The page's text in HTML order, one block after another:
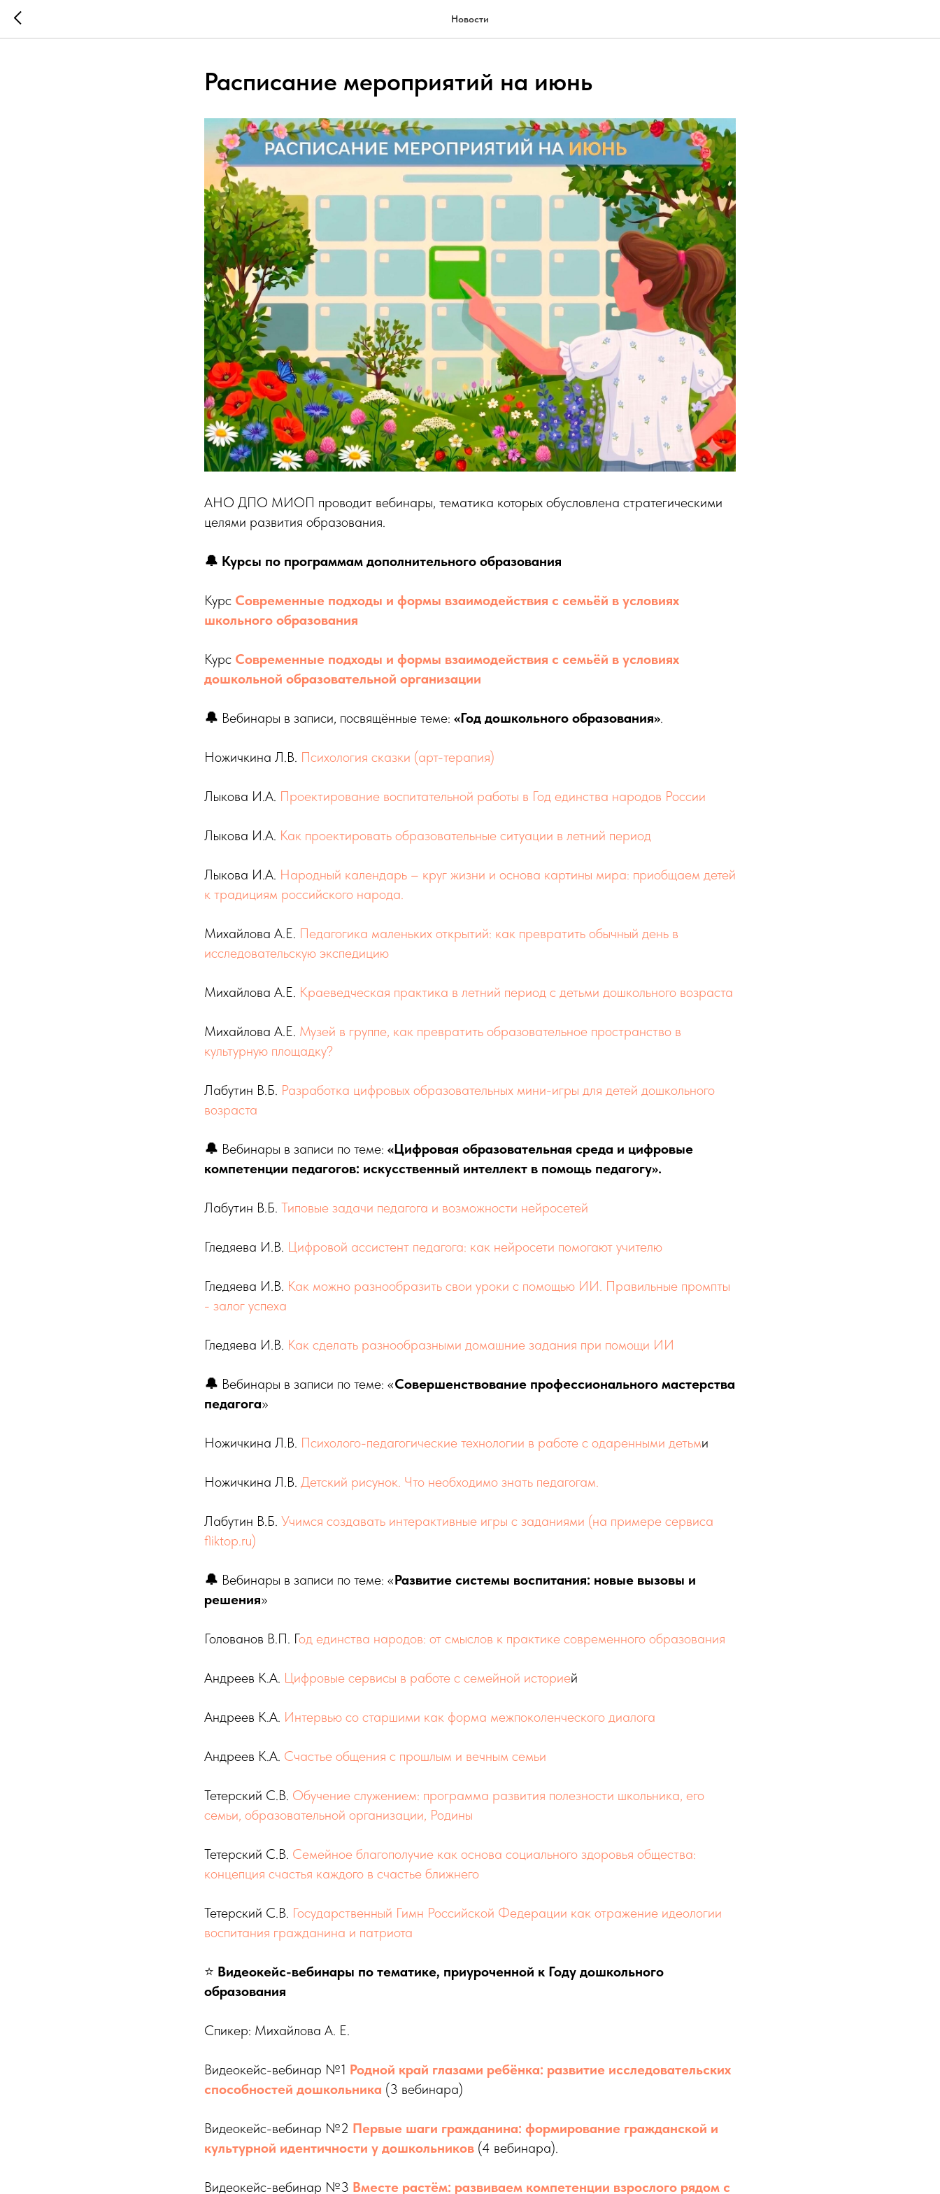
Новости
Расписание мероприятий на июнь
АНО ДПО МИОП проводит вебинары, тематика которых обусловлена стратегическими
целями развития образования.
🔔 Курсы по программам дополнительного образования
Курс Современные подходы и формы взаимодействия с семьёй в условиях
школьного образования
Курс Современные подходы и формы взаимодействия с семьёй в условиях
дошкольной образовательной организации
🔔 Вебинары в записи, посвящённые теме: «Год дошкольного образования».
Ножичкина Л.В. Психология сказки (арт-терапия)
Лыкова И.А. Проектирование воспитательной работы в Год единства народов России
Лыкова И.А. Как проектировать образовательные ситуации в летний период
Лыкова И.А. Народный календарь – круг жизни и основа картины мира: приобщаем детей
к традициям российского народа.
Михайлова А.Е. Педагогика маленьких открытий: как превратить обычный день в
исследовательскую экспедицию
Михайлова А.Е. Краеведческая практика в летний период с детьми дошкольного возраста
Михайлова А.Е. Музей в группе, как превратить образовательное пространство в
культурную площадку?
Лабутин В.Б. Разработка цифровых образовательных мини-игры для детей дошкольного
возраста
🔔 Вебинары в записи по теме: «Цифровая образовательная среда и цифровые
компетенции педагогов: искусственный интеллект в помощь педагогу».
Лабутин В.Б. Типовые задачи педагога и возможности нейросетей
Гледяева И.В. Цифровой ассистент педагога: как нейросети помогают учителю
Гледяева И.В. Как можно разнообразить свои уроки с помощью ИИ. Правильные промпты
- залог успеха
Гледяева И.В. Как сделать разнообразными домашние задания при помощи ИИ
🔔 Вебинары в записи по теме: «Совершенствование профессионального мастерства
педагога»
Ножичкина Л.В. Психолого-педагогические технологии в работе с одаренными детьми
Ножичкина Л.В. Детский рисунок. Что необходимо знать педагогам.
Лабутин В.Б. Учимся создавать интерактивные игры с заданиями (на примере сервиса
fliktop.ru)
🔔 Вебинары в записи по теме: «Развитие системы воспитания: новые вызовы и
решения»
Голованов В.П. Год единства народов: от смыслов к практике современного образования
Андреев К.А. Цифровые сервисы в работе с семейной историей
Андреев К.А. Интервью со старшими как форма межпоколенческого диалога
Андреев К.А. Счастье общения с прошлым и вечным семьи
Тетерский С.В. Обучение служением: программа развития полезности школьника, его
семьи, образовательной организации, Родины
Тетерский С.В. Семейное благополучие как основа социального здоровья общества:
концепция счастья каждого в счастье ближнего
Тетерский С.В. Государственный Гимн Российской Федерации как отражение идеологии
воспитания гражданина и патриота
⭐️ Видеокейс-вебинары по тематике, приуроченной к Году дошкольного
образования
Спикер: Михайлова А. Е.
Видеокейс-вебинар №1 Родной край глазами ребёнка: развитие исследовательских
способностей дошкольника (3 вебинара)
Видеокейс-вебинар №2 Первые шаги гражданина: формирование гражданской и
культурной идентичности у дошкольников (4 вебинара).
Видеокейс-вебинар №3 Вместе растём: развиваем компетенции взрослого рядом с